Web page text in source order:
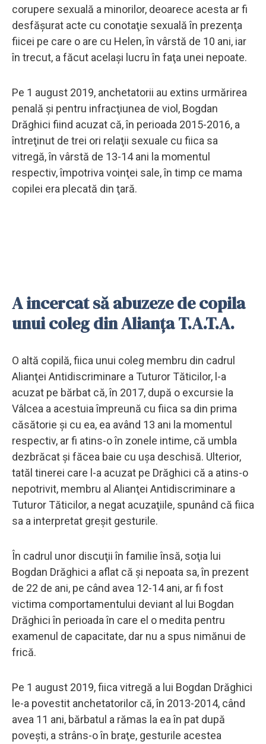
corupere sexuală a minorilor, deoarece acesta ar fi
desfăşurat acte cu conotaţie sexuală în prezenţa
fiicei pe care o are cu Helen, în vârstă de 10 ani, iar
în trecut, a făcut acelaşi lucru în faţa unei nepoate.
Pe 1 august 2019, anchetatorii au extins urmărirea
penală şi pentru infracţiunea de viol, Bogdan
Drăghici fiind acuzat că, în perioada 2015-2016, a
întreţinut de trei ori relaţii sexuale cu fiica sa
vitregă, în vârstă de 13-14 ani la momentul
respectiv, împotriva voinţei sale, în timp ce mama
copilei era plecată din ţară.
A incercat să abuzeze de copila
unui coleg din Alianța T.A.T.A.
O altă copilă, fiica unui coleg membru din cadrul
Alianţei Antidiscriminare a Tuturor Tăticilor, l-a
acuzat pe bărbat că, în 2017, după o excursie la
Vâlcea a acestuia împreună cu fiica sa din prima
căsătorie şi cu ea, ea având 13 ani la momentul
respectiv, ar fi atins-o în zonele intime, că umbla
dezbrăcat şi făcea baie cu uşa deschisă. Ulterior,
tatăl tinerei care l-a acuzat pe Drăghici că a atins-o
nepotrivit, membru al Alianţei Antidiscriminare a
Tuturor Tăticilor, a negat acuzaţiile, spunând că fiica
sa a interpretat greşit gesturile.
În cadrul unor discuţii în familie însă, soţia lui
Bogdan Drăghici a aflat că şi nepoata sa, în prezent
de 22 de ani, pe când avea 12-14 ani, ar fi fost
victima comportamentului deviant al lui Bogdan
Drăghici în perioada în care el o medita pentru
examenul de capacitate, dar nu a spus nimănui de
frică.
Pe 1 august 2019, fiica vitregă a lui Bogdan Drăghici
le-a povestit anchetatorilor că, în 2013-2014, când
avea 11 ani, bărbatul a rămas la ea în pat după
poveşti, a strâns-o în braţe, gesturile acestea